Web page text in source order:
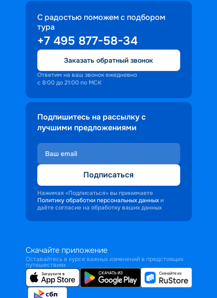
С радостью поможем с подбором
тура
+7 495 877-58-34
Заказать обратный звонок
Ответим на ваш звонок ежедневно
с 8:00 до 21:00 по МСК
Подпишитесь на рассылку с
лучшими предложениями
Подписаться
Нажимая «Подписаться» вы принимаете
Политику обработки персональных данных и
даёте согласие на обработку ваших данных
Скачайте приложение
Оставайтесь в курсе важных изменений в предстоящих
путешествиях